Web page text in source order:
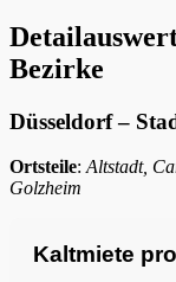
Bezirke
Düsseldorf –
Ortsteile:Altstadt,
Golzheim
Kaltmiete